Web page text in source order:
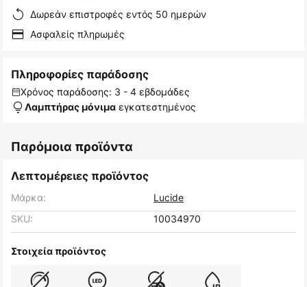
Δωρεάν επιστροφές εντός 50 ημερών
Ασφαλείς πληρωμές
Πληροφορίες παράδοσης
Χρόνος παράδοσης: 3 - 4 εβδομάδες
Λαμπτήρας μόνιμα εγκατεστημένος
Παρόμοια προϊόντα
Λεπτομέρειες προϊόντος
Μάρκα:
Lucide
SKU:
10034970
Στοιχεία προϊόντος